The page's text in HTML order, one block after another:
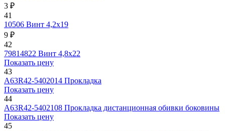
3 ₽
41
10506 Винт 4,2х19
9 ₽
42
79814822 Винт 4,8х22
Показать цену
43
А63R42-5402014 Прокладка
Показать цену
44
А63R42-5402108 Прокладка дистанционная обивки боковины
Показать цену
45